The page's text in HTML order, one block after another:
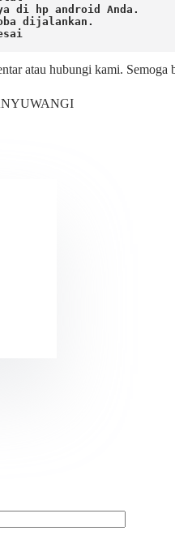
di hp android Anda.
dijalankan.
atau hubungi kami.